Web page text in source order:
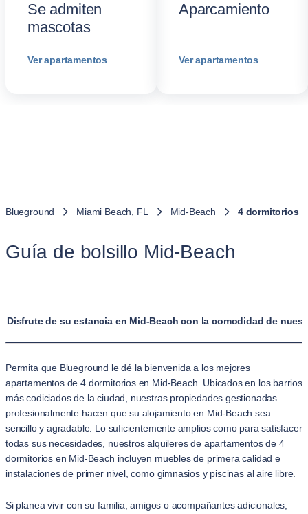
Se admiten
mascotas
Ver apartamentos
Aparcamiento
Ver apartamentos
Blueground Miami Beach, FL Mid-Beach 4 dormitorios
Guía de bolsillo Mid-Beach
Disfrute de su estancia en Mid-Beach con la comodidad de
Permita que Blueground le dé la bienvenida a los mejores
apartamentos de 4 dormitorios en Mid-Beach. Ubicados en los barrios
más codiciados de la ciudad, nuestras propiedades gestionadas
profesionalmente hacen que su alojamiento en Mid-Beach sea
sencillo y agradable. Lo suficientemente amplios como para satisfacer
todas sus necesidades, nuestros alquileres de apartamentos de 4
dormitorios en Mid-Beach incluyen muebles de primera calidad e
instalaciones de primer nivel, como gimnasios y piscinas al aire libre.
Si planea vivir con su familia, amigos o acompañantes adicionales,